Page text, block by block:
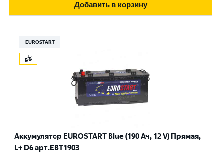
Добавить в корзину
EUROSTART
Аккумулятор EUROSTART Blue (190 Ач, 12 V) Прямая,
L+ D6 арт.EBT1903